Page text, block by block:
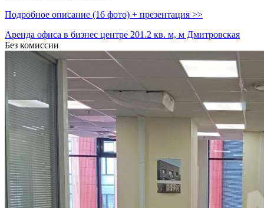
Подробное описание (16 фото) + презентация >>
Аренда офиса в бизнес центре 201.2 кв. м, м Дмитровская
Без комиссии